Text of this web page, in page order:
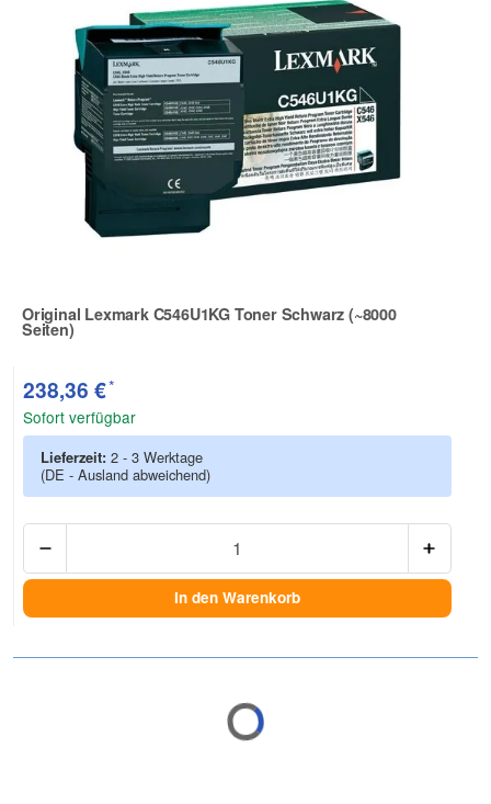
Original Lexmark C546U1KG Toner Schwarz (~8000
Seiten)
Zur Artikelbewertung
238,36 €*
Sofort verfügbar
Lieferzeit: 2 - 3 Werktage
(DE - Ausland abweichend)
In den Warenkorb